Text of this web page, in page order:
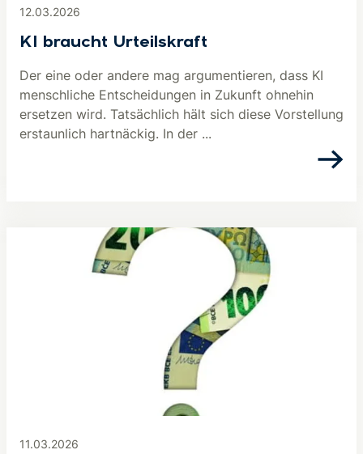
12.03.2026
KI braucht Urteilskraft
Der eine oder andere mag argumentieren, dass KI
menschliche Entscheidungen in Zukunft ohnehin
ersetzen wird. Tatsächlich hält sich diese Vorstellung
erstaunlich hartnäckig. In der ...
11.03.2026